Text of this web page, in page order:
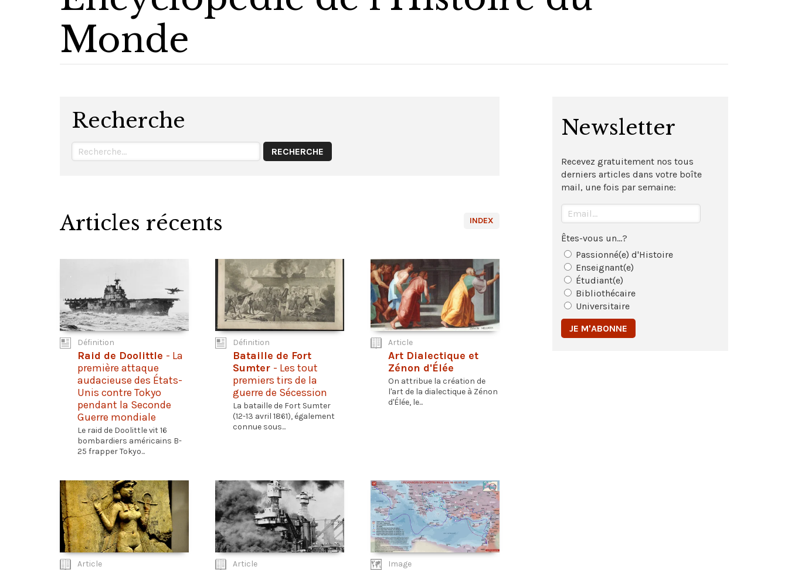
Monde
Recherche
INDEX
Articles récents
Définition
Raid de Doolittle - La
première attaque
audacieuse des États-
Unis contre Tokyo
pendant la Seconde
Guerre mondiale
Le raid de Doolittle vit 16
bombardiers américains B-
25 frapper Tokyo...
Définition
Bataille de Fort
Sumter - Les tout
premiers tirs de la
guerre de Sécession
La bataille de Fort Sumter
(12-13 avril 1861), également
connue sous...
Article
Art Dialectique et
Zénon d'Élée
On attribue la création de
l'art de la dialectique à Zénon
d'Élée, le...
Article Article Image
Newsletter
Recevez gratuitement nos tous
derniers articles dans votre boîte
mail, une fois par semaine:
Êtes-vous un...?
Passionné(e) d'Histoire
Enseignant(e)
Étudiant(e)
Bibliothécaire
Universitaire